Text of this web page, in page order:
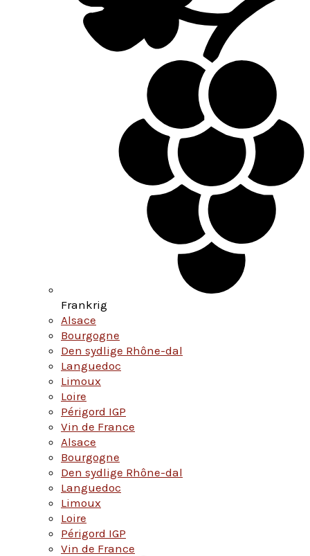
Frankrig
Alsace
Bourgogne
Den sydlige Rhône-dal
Languedoc
Limoux
Loire
Périgord IGP
Vin de France
Alsace
Bourgogne
Den sydlige Rhône-dal
Languedoc
Limoux
Loire
Périgord IGP
Vin de France